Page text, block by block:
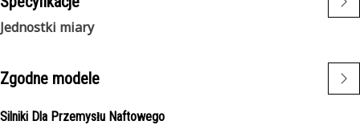
Jednostki miary
Zgodne modele
Silniki Dla Przemysłu Naftowego